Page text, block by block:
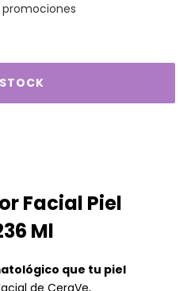
Facial Piel
Ml
que tu piel
de CeraVe,